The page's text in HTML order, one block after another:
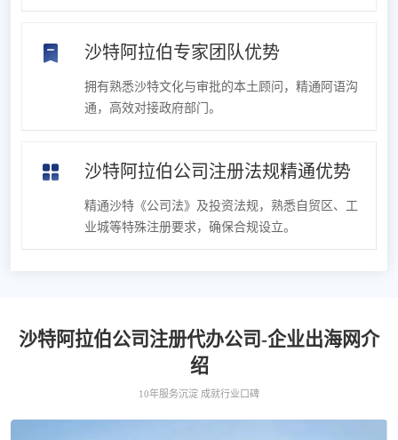
沙特阿拉伯专家团队优势
拥有熟悉沙特文化与审批的本土顾问，精通阿语沟
通，高效对接政府部门。
沙特阿拉伯公司注册法规精通优势
精通沙特《公司法》及投资法规，熟悉自贸区、工
业城等特殊注册要求，确保合规设立。
沙特阿拉伯公司注册代办公司-企业出海网介
绍
10年服务沉淀 成就行业口碑